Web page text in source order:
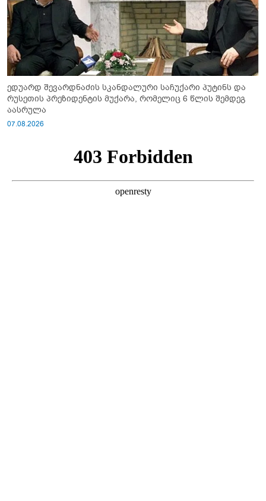
ედუარდ შევარდნაძის სკანდალური საჩუქარი პუტინს და
რუსეთის პრეზიდენტის მუქარა, რომელიც 6 წლის შემდეგ
აასრულა
07.08.2026